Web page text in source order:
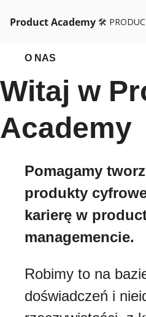
Product Academy 🛠️
O NAS
Witaj w
Academy
Pomagamy
produkty
karierę w
managemencie.
Robimy to na
doświadczeń i